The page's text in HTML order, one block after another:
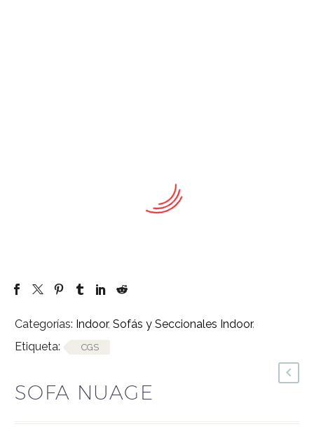
Categorías: Indoor, Sofás y Seccionales Indoor.
Etiqueta:
CGS
SOFA NUAGE